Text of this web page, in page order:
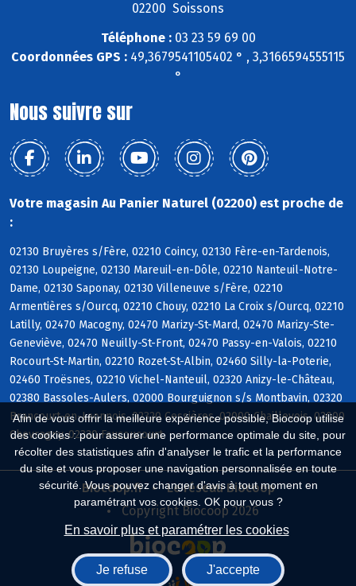
Afin de vous offrir la meilleure expérience possible, Biocoop utilise
des cookies : pour assurer une performance optimale du site, pour
récolter des statistiques afin d'analyser le trafic et la performance
du site et vous proposer une navigation personnalisée en toute
sécurité. Vous pouvez changer d'avis à tout moment en
paramétrant vos cookies. OK pour vous ?
En savoir plus et paramétrer les cookies
Je refuse J'accepte
02200 Soissons
Téléphone :03 23 59 69 00
Coordonnées GPS : 49,3679541105402 ° , 3,3166594555115
°
Nous suivre sur
Votre magasin Au Panier Naturel (02200) est proche de
:
02130 Bruyères s/Fère, 02210 Coincy, 02130 Fère-en-Tardenois,
02130 Loupeigne, 02130 Mareuil-en-Dôle, 02210 Nanteuil-Notre-
Dame, 02130 Saponay, 02130 Villeneuve s/Fère, 02210
Armentières s/Ourcq, 02210 Chouy, 02210 La Croix s/Ourcq, 02210
Latilly, 02470 Macogny, 02470 Marizy-St-Mard, 02470 Marizy-Ste-
Geneviève, 02470 Neuilly-St-Front, 02470 Passy-en-Valois, 02210
Rocourt-St-Martin, 02210 Rozet-St-Albin, 02460 Silly-la-Poterie,
02460 Troësnes, 02210 Vichel-Nanteuil, 02320 Anizy-le-Château,
02380 Bassoles-Aulers, 02000 Bourguignon s/s Montbavin, 02320
Brancourt-en-Laonnois, 02320 Cessières, 02000 Chaillevois, 02000
Chevregny, 02320 Faucoucourt
Biocoop.fr
Le réseau Biocoop
Copyright Biocoop 2026